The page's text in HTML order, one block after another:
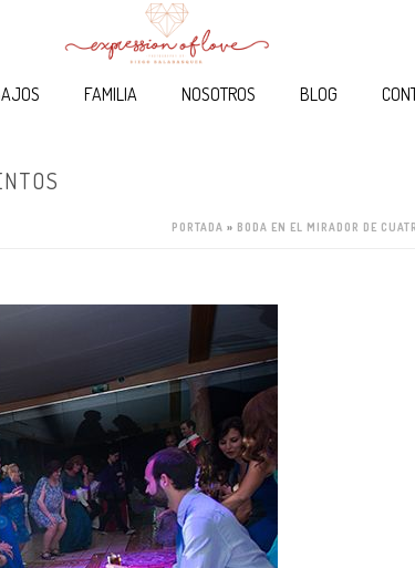
FAMILIA NOSOTROS BLOG
PORTADA » BODA EN EL MIRADOR DE